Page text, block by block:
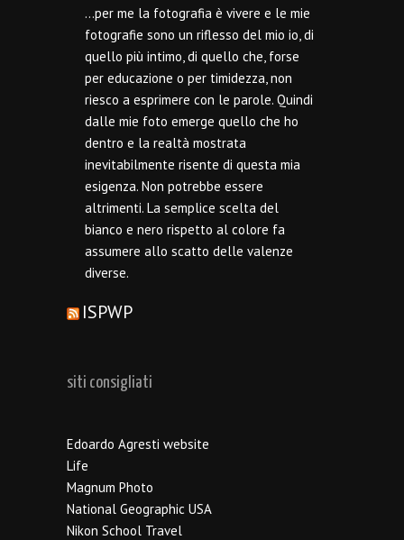
…per me la fotografia è vivere e le mie
fotografie sono un riflesso del mio io, di
quello più intimo, di quello che, forse
per educazione o per timidezza, non
riesco a esprimere con le parole. Quindi
dalle mie foto emerge quello che ho
dentro e la realtà mostrata
inevitabilmente risente di questa mia
esigenza. Non potrebbe essere
altrimenti. La semplice scelta del
bianco e nero rispetto al colore fa
assumere allo scatto delle valenze
diverse.
ISPWP
siti consigliati
Edoardo Agresti website
Life
Magnum Photo
National Geographic USA
Nikon School Travel